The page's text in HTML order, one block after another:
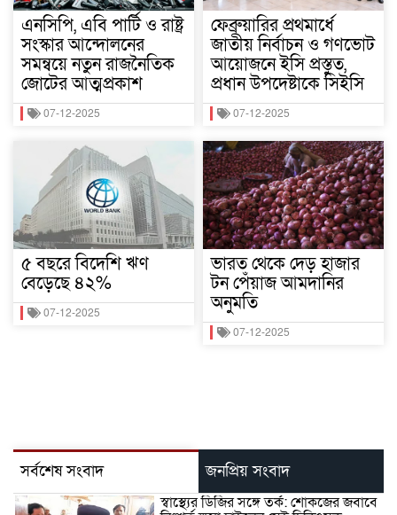
এনসিপি, এবি পার্টি ও রাষ্ট্র
সংস্কার আন্দোলনের
সমন্বয়ে নতুন রাজনৈতিক
জোটের আত্মপ্রকাশ
07-12-2025
৫ বছরে বিদেশি ঋণ
বেড়েছে ৪২%
07-12-2025
ফেব্রুয়ারির প্রথমার্ধে
জাতীয় নির্বাচন ও গণভোট
আয়োজনে ইসি প্রস্তুত,
প্রধান উপদেষ্টাকে সিইসি
07-12-2025
ভারত থেকে দেড় হাজার
টন পেঁয়াজ আমদানির
অনুমতি
07-12-2025
সর্বশেষ সংবাদ জনপ্রিয় সংবাদ
স্বাস্থ্যের ডিজির সঙ্গে তর্ক: শোকজের জবাবে